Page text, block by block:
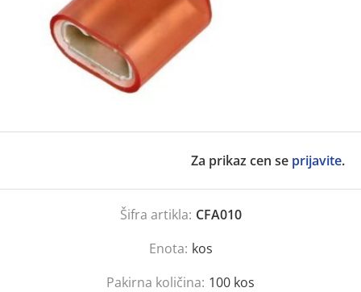
Za prikaz cen se prijavite.
Šifra artikla: CFA010
Enota: kos
Pakirna količina: 100 kos